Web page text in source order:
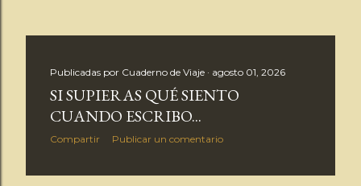
Publicadas por Cuaderno de Viaje agosto 01, 2026
SI SUPIERAS QUÉ SIENTO
CUANDO ESCRIBO...
Compartir Publicar un comentario